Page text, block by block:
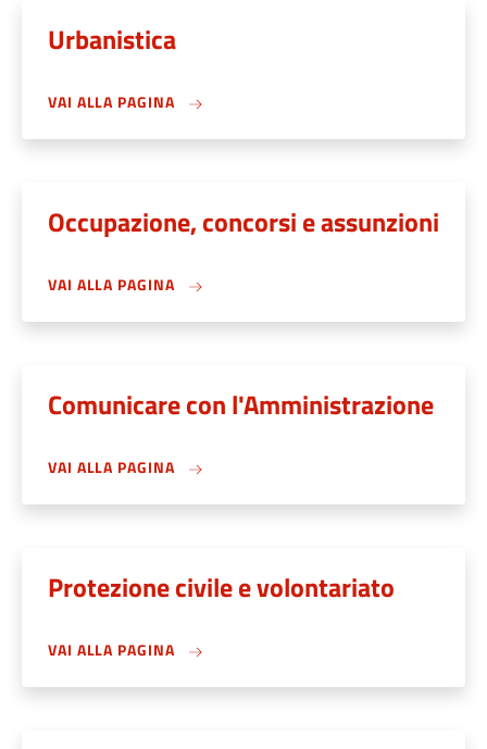
Urbanistica
VAI ALLA PAGINA
Occupazione, concorsi e assunzioni
VAI ALLA PAGINA
Comunicare con l'Amministrazione
VAI ALLA PAGINA
Protezione civile e volontariato
VAI ALLA PAGINA